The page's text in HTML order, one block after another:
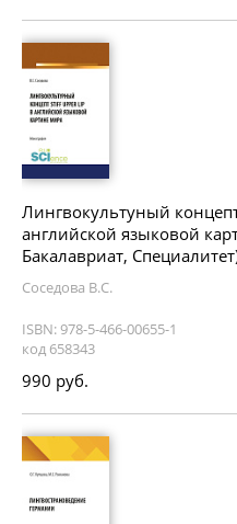
Лингвокультуный концепт
английской языковой
Бакалавриат,
Соседова В.С.
ISBN: 978-5-466-00655-1
код 658343
990 руб.